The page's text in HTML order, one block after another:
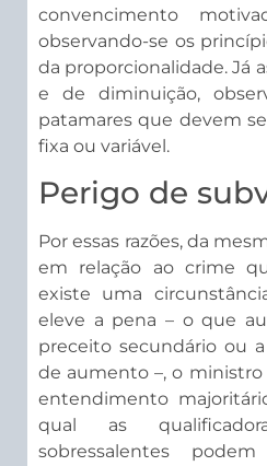
convencimento
observando-se os
da proporcionalidade. Já
e de diminuição,
patamares que devem
fixa ou variável.
Perigo de
Por essas razões, da
em relação ao crime
existe uma
eleve a pena – o que
preceito secundário ou
de aumento –, o
entendimento
qual as
sobressalentes